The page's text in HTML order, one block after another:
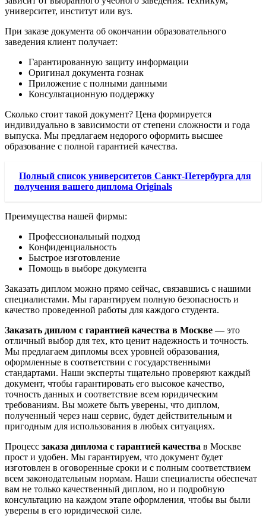
университет, институт или вуз.
При заказе документа об окончании образовательного
заведения клиент получает:
Гарантированную защиту информации
Оригинал документа гознак
Приложение с полными данными
Консультационную поддержку
Сколько стоит такой документ? Цена формируется
индивидуально в зависимости от степени сложности и года
выпуска. Мы предлагаем недорого оформить высшее
образование с полной гарантией качества.
Полный список университетов Санкт-Петербурга для
получения вашего диплома Originals
Преимущества нашей фирмы:
Профессиональный подход
Конфиденциальность
Быстрое изготовление
Помощь в выборе документа
Заказать диплом можно прямо сейчас, связавшись с нашими
специалистами. Мы гарантируем полную безопасность и
качество проведенной работы для каждого студента.
Заказать диплом с гарантией качества в Москве — это
отличный выбор для тех, кто ценит надежность и точность.
Мы предлагаем дипломы всех уровней образования,
оформленные в соответствии с государственными
стандартами. Наши эксперты тщательно проверяют каждый
документ, чтобы гарантировать его высокое качество,
точность данных и соответствие всем юридическим
требованиям. Вы можете быть уверены, что диплом,
полученный через наш сервис, будет действительным и
пригодным для использования в любых ситуациях.
Процесс заказа диплома с гарантией качества в Москве
прост и удобен. Мы гарантируем, что документ будет
изготовлен в оговоренные сроки и с полным соответствием
всем законодательным нормам. Наши специалисты обеспечат
вам не только качественный диплом, но и подробную
консультацию на каждом этапе оформления, чтобы вы были
уверены в его юридической силе.